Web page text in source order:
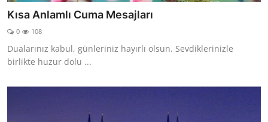
Kısa Anlamlı Cuma Mesajları
0 108
Dualarınız kabul, günleriniz hayırlı olsun. Sevdiklerinizle
birlikte huzur dolu ...